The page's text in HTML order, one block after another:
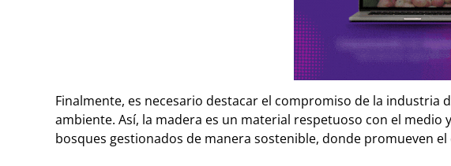
Finalmente, es necesario destacar el compromiso de la industria
ambiente. Así, la madera es un material respetuoso con el medio
bosques gestionados de manera sostenible, donde promueven